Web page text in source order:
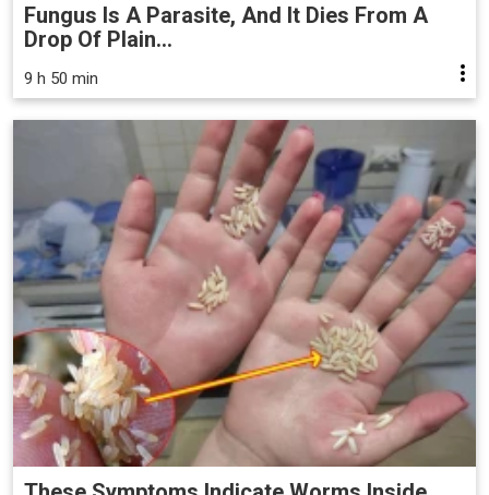
Fungus Is A Parasite, And It Dies From A
Drop Of Plain...
9 h 50 min